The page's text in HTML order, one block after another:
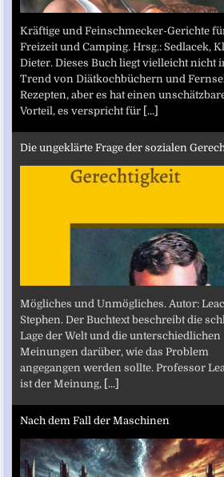
Kräftige und Feinschmecker-Gerichte
Freizeit und Camping. Hrsg.: Sedlacek,
Dieter. Dieses Buch liegt vielleicht nicht
Trend von Diätkochbüchern und
Rezepten, aber es hat einen
Vorteil, es verspricht für [...]
Die ungeklärte Frage der sozialen
Mögliches und Unmögliches. Autor:
Stephen. Der Buchtext beschreibt die
Lage der Welt und die unterschiedlichen
Meinungen darüber, wie das Problem
angegangen werden sollte. Professor
ist der Meinung, [...]
Nach dem Fall der Maschinen